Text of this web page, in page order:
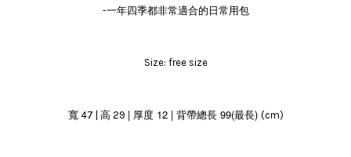
-一年四季都非常適合的日常用包
Size: free size
寬 47 | 高 29 | 厚度 12 | 背帶總長 99(最長) (cm)